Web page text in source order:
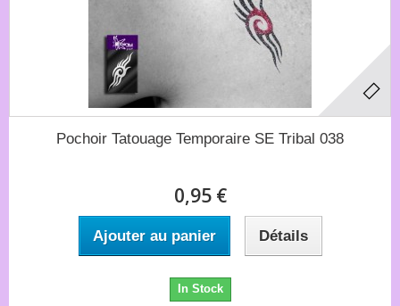
Pochoir Tatouage Temporaire SE Tribal 038
0,95 €
Ajouter au panier Détails
In Stock